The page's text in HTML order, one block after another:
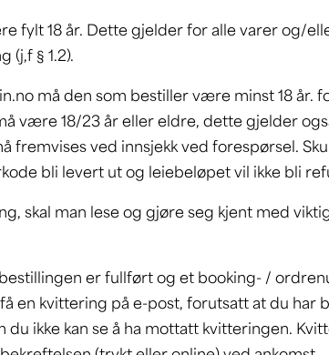
fylt 18 år. Dette gjelder for alle varer og/
(j,f § 1.2).
må den som bestiller være minst 18 år.
være 18/23 år eller eldre, dette gjelder
fremvises ved innsjekk ved forespørsel.
bli levert ut og leiebeløpet vil ikke bli
skal man lese og gjøre seg kjent med
er fullført og et booking- /
en kvittering på e-post, forutsatt at du har
du ikke kan se å ha mottatt kvitteringen.